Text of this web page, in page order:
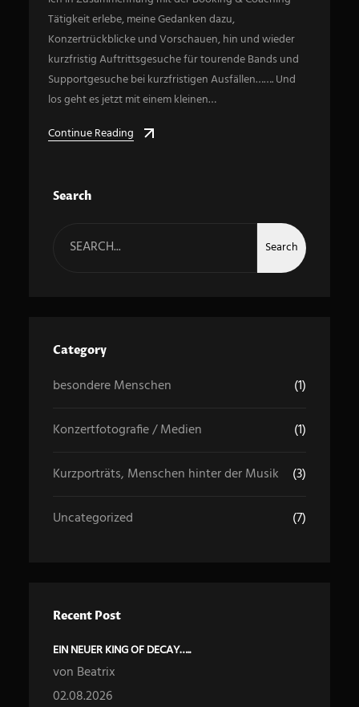
Tätigkeit erlebe, meine Gedanken dazu,
Konzertrückblicke und Vorschauen, hin und wieder
kurzfristig Auftrittsgesuche für tourende Bands und
Supportgesuche bei kurzfristigen Ausfällen……. Und
los geht es jetzt mit einem kleinen…
Continue Reading
Search
Search
Category
besondere Menschen (1)
Konzertfotografie / Medien (1)
Kurzporträts, Menschen hinter der Musik (3)
Uncategorized (7)
Recent Post
EIN NEUER KING OF DECAY…..
von Beatrix
02.08.2026